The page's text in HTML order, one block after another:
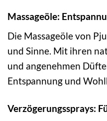
Massageöle:
Die Massageöle von
und Sinne. Mit ihren
und angenehmen
Entspannung und
Verzögerungssprays: